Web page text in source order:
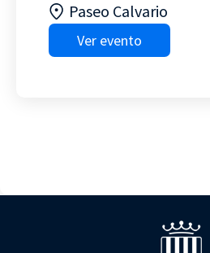
Paseo Calvario
Ver evento